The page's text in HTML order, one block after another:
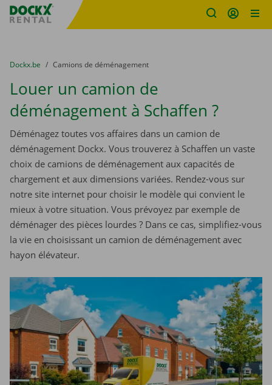
sitename
You are here:
du
Dockx.be to
Camions de déménagement
Louer un camion de
déménagement à Schaffen ?
Déménagez toutes vos affaires dans un camion de
déménagement Dockx. Vous trouverez à Schaffen un vaste
choix de camions de déménagement aux capacités de
chargement et aux dimensions variées. Rendez-vous sur
notre site internet pour choisir le modèle qui convient le
mieux à votre situation. Vous prévoyez par exemple de
déménager des pièces lourdes ? Dans ce cas, simplifiez-vous
la vie en choisissant un camion de déménagement avec
hayon élévateur.